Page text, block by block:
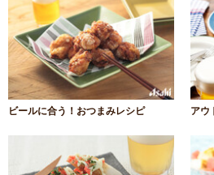
ビールに合う！おつまみレシピ アウ